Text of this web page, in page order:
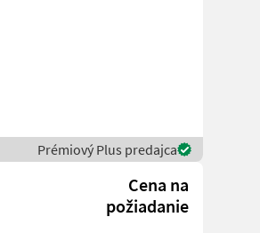
Prémiový Plus predajca
Cena na
požiadanie